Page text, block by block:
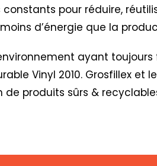
pour réduire,
d’énergie que la
ayant
Vinyl 2010. Grosfillex et
de produits sûrs &